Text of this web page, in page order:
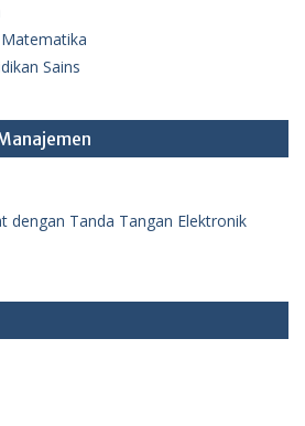
Sains
dengan Tanda Tangan Elektronik